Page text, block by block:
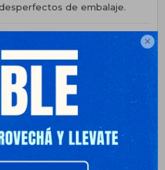

de embalaje.
pago